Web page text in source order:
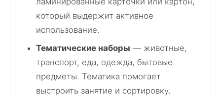
который выдержит активное
использование.
Тематические наборы — животные,
транспорт, еда, одежда, бытовые
предметы. Тематика помогает
выстроить занятие и сортировку.